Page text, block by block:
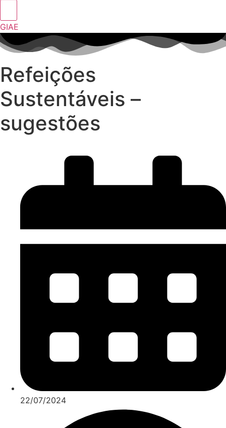
GIAE
Refeições
Sustentáveis –
sugestões
22/07/2024